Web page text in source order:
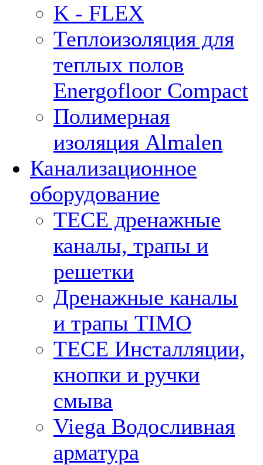
K - FLEX
Теплоизоляция для
теплых полов
Energofloor Compact
Полимерная
изоляция Almalen
Канализационное
оборудование
TECE дренажные
каналы, трапы и
решетки
Дренажные каналы
и трапы TIMO
TECE Инсталляции,
кнопки и ручки
смыва
Viega Водосливная
арматура